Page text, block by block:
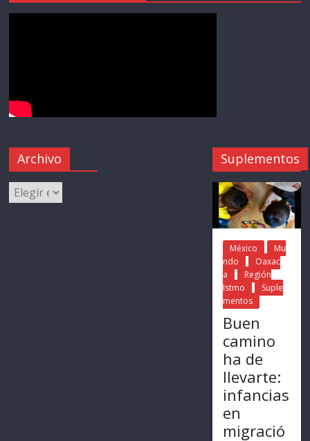
Archivo Suplementos
México
Mu
ndo
Oaxac
a
Región
Istmo
Suple
mentos
Buen
camino
ha de
llevarte:
infancias
en
migració